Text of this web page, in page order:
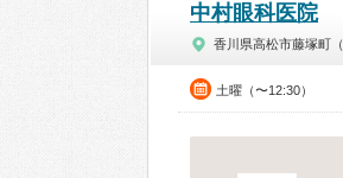
中村眼科医院
香川県高松市藤塚町（
土曜（〜12:30）